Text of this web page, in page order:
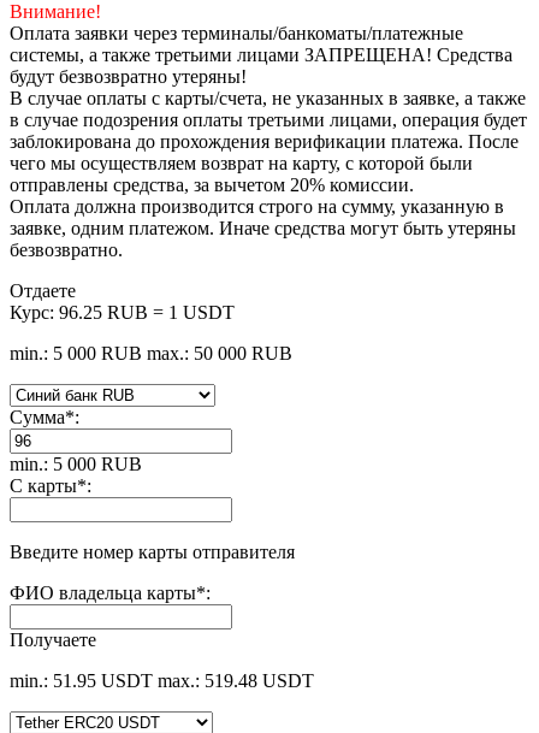
Внимание!
Оплата заявки через терминалы/банкоматы/платежные
системы, а также третьими лицами ЗАПРЕЩЕНА! Средства
будут безвозвратно утеряны!
В случае оплаты с карты/счета, не указанных в заявке, а также
в случае подозрения оплаты третьими лицами, операция будет
заблокирована до прохождения верификации платежа. После
чего мы осуществляем возврат на карту, с которой были
отправлены средства, за вычетом 20% комиссии.
Оплата должна производится строго на сумму, указанную в
заявке, одним платежом. Иначе средства могут быть утеряны
безвозвратно.
Отдаете
Курс: 96.25 RUB = 1 USDT
min.: 5 000 RUB max.: 50 000 RUB
Сумма*:
min.: 5 000 RUB
С карты*:
Введите номер карты отправителя
ФИО владельца карты*:
Получаете
min.: 51.95 USDT max.: 519.48 USDT